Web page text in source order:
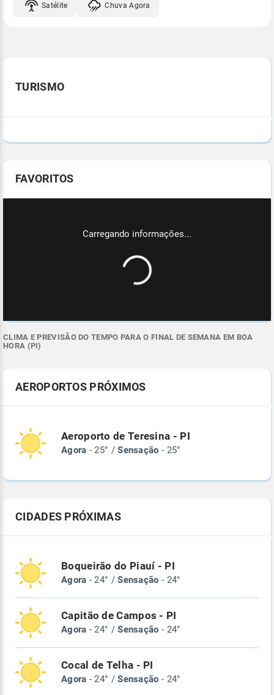
Satélite Chuva Agora
TURISMO
FAVORITOS
CLIMA E PREVISÃO DO TEMPO PARA O FINAL DE SEMANA EM BOA
HORA (PI)
AEROPORTOS PRÓXIMOS
Aeroporto de Teresina - PI
Agora - 25° /Sensação - 25°
CIDADES PRÓXIMAS
Boqueirão do Piauí - PI
Agora - 24° /Sensação - 24°
Capitão de Campos - PI
Agora - 24° /Sensação - 24°
Cocal de Telha - PI
Agora - 24° /Sensação - 24°